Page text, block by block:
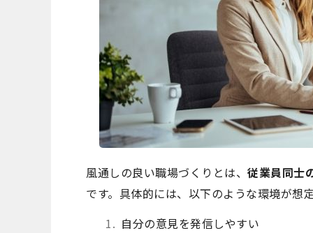
風通しの良い職場づくりとは、 従業員同士
です。具体的には、以下のような環境が想
自分の意見を発信しやすい